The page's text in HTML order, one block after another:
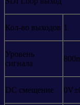
Кол-во выходов 1
Уровень
сигнала
DC смещение